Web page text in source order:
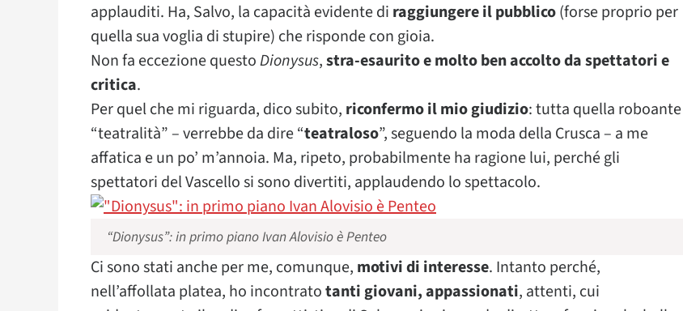
applauditi. Ha, Salvo, la capacità evidente di raggiungere il pubblico(forse proprio per
quella sua voglia di stupire) che risponde con gioia.
Non fa eccezione questoDionysus,stra-esaurito e molto ben accolto da spettatori e
critica.
Per quel che mi riguarda, dico subito, riconfermo il mio giudizio: tutta quella roboante
“teatralità” – verrebbe da dire “teatraloso”, seguendo la moda della Crusca – a me
affatica e un po’ m’annoia. Ma, ripeto, probabilmente ha ragione lui, perché gli
spettatori del Vascello si sono divertiti, applaudendo lo spettacolo.
“Dionysus”: in primo piano Ivan Alovisio è Penteo
Ci sono stati anche per me, comunque, motivi di interesse. Intanto perché,
nell’affollata platea, ho incontratotanti giovani, appassionati, attenti, cui